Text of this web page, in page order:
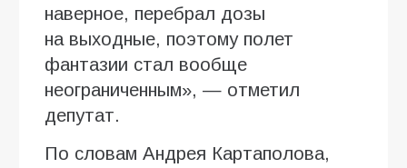
наверное, перебрал дозы
на выходные, поэтому полет
фантазии стал вообще
неограниченным», — отметил
депутат.
По словам Андрея Картаполова,